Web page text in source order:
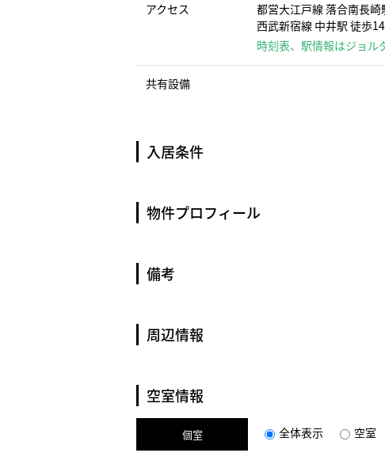
アクセス
都営大江戸線 落合南長崎
西武新宿線 中井駅 徒歩
時刻表、駅情報はジョル
共有設備
入居条件
物件プロフィール
備考
周辺情報
空室情報
個室 全体表示 空室